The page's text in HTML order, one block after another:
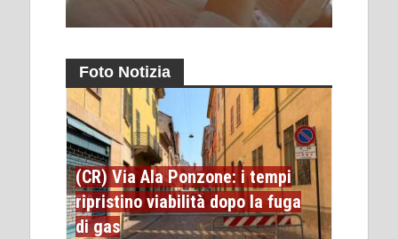
Foto Notizia
(CR) Via Ala Ponzone: i tempi
ripristino viabilità dopo la fuga
di gas